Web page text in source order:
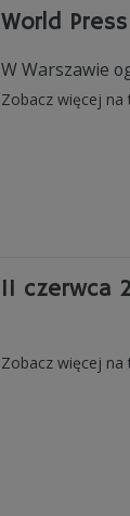
World
W Warszawie
Zobacz więcej na
11
Zobacz więcej na